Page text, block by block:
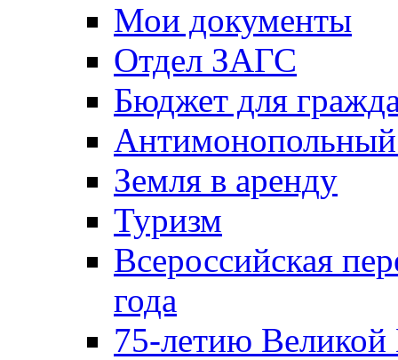
Мои документы
Отдел ЗАГС
Бюджет для
Антимонопольный
Земля в аренду
Туризм
Всероссийская
года
75-летию